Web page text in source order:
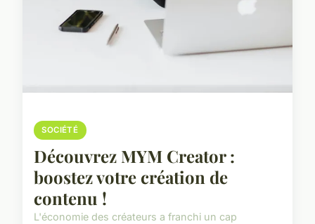
SOCIÉTÉ
Découvrez MYM Creator :
boostez votre création de
contenu !
L'économie des créateurs a franchi un cap